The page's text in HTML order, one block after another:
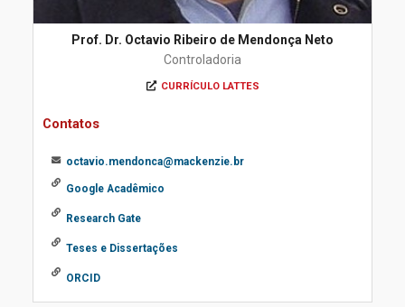
Prof. Dr. Octavio Ribeiro de Mendonça Neto
Controladoria
CURRÍCULO LATTES
Contatos
octavio.mendonca@mackenzie.br
Google Acadêmico
Research Gate
Teses e Dissertações
ORCID